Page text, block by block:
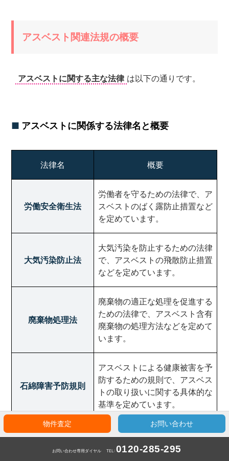
物件査定 お問い合わせ
お問い合わせ専用ダイヤル TEL: 0120-285-295
アスベスト関連法規の概要
アスベストに関する主な法律 は以下の通りです。
アスベストに関係する法律名と概要
法律名 概要
労働安全衛生法
労働者を守るための法律で、ア
スベストのばく露防止措置など
を定めています。
大気汚染防止法
大気汚染を防止するための法律
で、アスベストの飛散防止措置
などを定めています。
廃棄物処理法
廃棄物の適正な処理を促進する
ための法律で、アスベスト含有
廃棄物の処理方法などを定めて
います。
石綿障害予防規則
アスベストによる健康被害を予
防するための規則で、アスベス
トの取り扱いに関する具体的な
基準を定めています。